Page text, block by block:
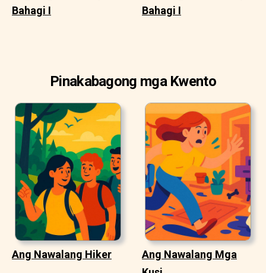
Bahagi I
Bahagi I
Pinakabagong mga Kwento
Ang Nawalang Hiker
Ang Nawalang Mga